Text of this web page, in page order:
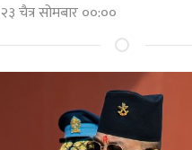
चैत्र सोमबार ००:००